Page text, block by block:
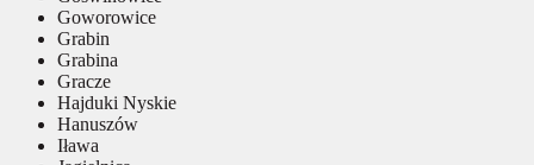
Goworowice
Grabin
Grabina
Gracze
Hajduki Nyskie
Hanuszów
Iława